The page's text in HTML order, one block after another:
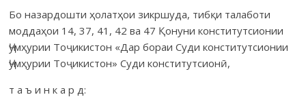
Бо назардошти ҳолатҳои зикршуда, тибқи талаботи
моддаҳои 14, 37, 41, 42 ва 47 Қонуни конститутсионии
Ҷумҳурии Тоҷикистон «Дар бораи Суди конститутсионии
Ҷумҳурии Тоҷикистон» Суди конститутсионӣ,
т а ъ и н к а р д: